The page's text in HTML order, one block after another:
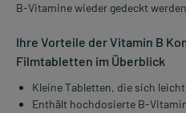
B-Vitamine wieder gedeckt
Ihre Vorteile der Vitamin B
Filmtabletten im Überblick
Kleine Tabletten, die sich
Enthält hochdosierte B-